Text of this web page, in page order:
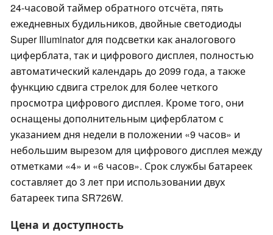
24-часовой таймер обратного отсчёта, пять
ежедневных будильников, двойные светодиоды
Super Illuminator для подсветки как аналогового
циферблата, так и цифрового дисплея, полностью
автоматический календарь до 2099 года, а также
функцию сдвига стрелок для более четкого
просмотра цифрового дисплея. Кроме того, они
оснащены дополнительным циферблатом с
указанием дня недели в положении «9 часов» и
небольшим вырезом для цифрового дисплея между
отметками «4» и «6 часов». Срок службы батареек
составляет до 3 лет при использовании двух
батареек типа SR726W.
Цена и доступность